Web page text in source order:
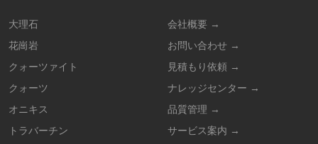
大理石
花崗岩
クォーツァイト
クォーツ
オニキス
トラバーチン
会社概要 →
お問い合わせ →
見積もり依頼 →
ナレッジセンター →
品質管理 →
サービス案内 →